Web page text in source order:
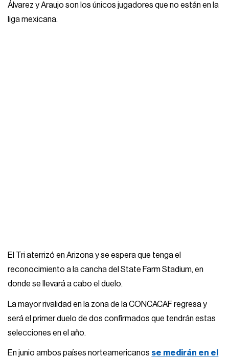
Álvarez y Araujo son los únicos jugadores que no están en la
liga mexicana.
El Tri aterrizó en Arizona y se espera que tenga el
reconocimiento a la cancha del State Farm Stadium, en
donde se llevará a cabo el duelo.
La mayor rivalidad en la zona de la CONCACAF regresa y
será el primer duelo de dos confirmados que tendrán estas
selecciones en el año.
En junio ambos países norteamericanos se medirán en el